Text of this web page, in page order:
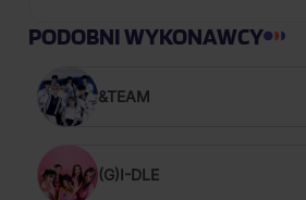
PODOBNI WYKONAWCY
&TEAM
(G)I-DLE